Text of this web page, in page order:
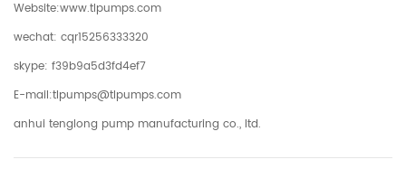
Website:www.tlpumps.com
wechat: cqr15256333320
skype: f39b9a5d3fd4ef7
E-mail:tlpumps@tlpumps.com
anhui tenglong pump manufacturing co., ltd.